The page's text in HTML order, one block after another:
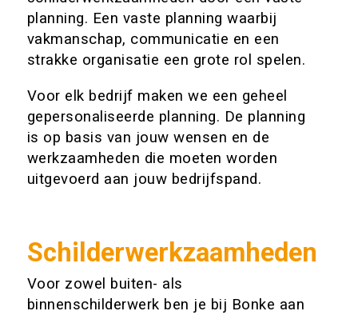
planning. Een vaste planning waarbij
vakmanschap, communicatie en een
strakke organisatie een grote rol spelen.
Voor elk bedrijf maken we een geheel
gepersonaliseerde planning. De planning
is op basis van jouw wensen en de
werkzaamheden die moeten worden
uitgevoerd aan jouw bedrijfspand.
Schilderwerkzaamheden
Voor zowel buiten- als
binnenschilderwerk ben je bij Bonke aan